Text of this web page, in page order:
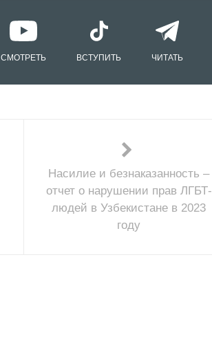
СМОТРЕТЬ ВСТУПИТЬ ЧИТАТЬ
Насилие и безнаказанность –
отчет о нарушении прав ЛГБТ-
людей в Узбекистане в 2023
году